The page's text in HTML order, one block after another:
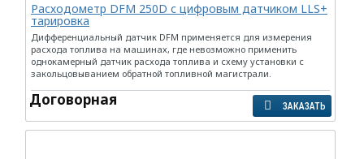
Расходометр DFM 250D с цифровым датчиком LLS+
тарировка
Дифференциальный датчик DFM применяется для измерения
расхода топлива на машинах, где невозможно применить
однокамерный датчик расхода топлива и схему установки с
закольцовыванием обратной топливной магистрали.
Договорная ЗАКАЗАТЬ